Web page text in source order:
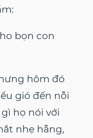
bọn con
hôm đó
gió đến nỗi
họ nói với
nhẹ hẫng,